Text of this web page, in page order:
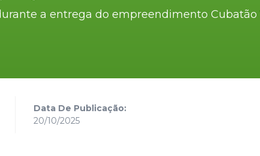
a entrega do empreendimento Cubatão
Data De Publicação:
20/10/2025